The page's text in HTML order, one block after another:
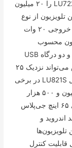
ارزان‌ترین مدل‌های ۶۵ اینچ این برند یعنی LU722S-IND را ۲۰ میلیون
تلویزیون از نوع
4K و Ultra HD است. رابط هوشند اندروید و توان خروجی ۲۰ وات
محسوب
می‌شوند. کنار و پشت تلویزیون سه ورودی HDMI و دو درگاه USB
مشاهده می‌شود. قیمت تلویزیون ۶۵ اینچ جی‌پلاس می‌تواند نزدیک ۲۵
میلیون تومان باشد. تلویزیون ۶۵ اینچ جی‌پلاس مدل LU821S در برخی
از فروشگاه‌های لوازم خانگی درحال حاضر ۲۴ میلیون و ۵۰۰ هزار
تومان فروخته می‌شود. تفاوت خاصی بین مدل‌های ۶۵ اینچ جی‌پلاس
اندروید و
این تلویزیون‌ها
کنترل